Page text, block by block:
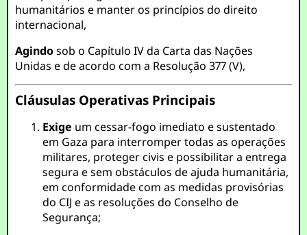
humanitários e manter os princípios do direito
internacional,
Agindosob o Capítulo IV da Carta das Nações
Unidas e de acordo com a Resolução 377 (V),
Cláusulas Operativas Principais
Exige um cessar-fogo imediato e sustentado
em Gaza para interromper todas as operações
militares, proteger civis e possibilitar a entrega
segura e sem obstáculos de ajuda humanitária,
em conformidade com as medidas provisórias
do CIJ e as resoluções do Conselho de
Segurança;